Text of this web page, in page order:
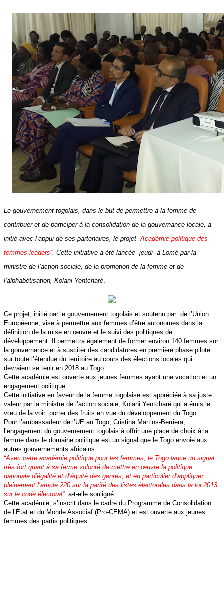
Le gouvernement togolais, dans le but de permettre à la femme de
contribuer et de participer à la consolidation de la gouvernance locale, a
initié avec l’appui de ses partenaires, le projet “Académie politique des
femmes leaders”. Cette initiative a été lancée jeudi à Lomé par la
ministre de l’action sociale, de la promotion de la femme et de
l’alphabétisation, Kolani Yentcharé
Ce projet, initié par le gouvernement togolais et soutenu par de l’Union
Européenne, vise à permettre aux femmes d’être autonomes dans la
définition de la mise en œuvre et le suivi des politiques de
développement. Il permettra également de former environ 140 femmes sur
la gouvernance et à susciter des candidatures en première phase pilote
sur toute l’étendue du territoire au cours des élections locales qui
devraient se tenir en 2018 au Togo.
Cette académie est ouverte aux jeunes femmes ayant une vocation et un
engagement politique.
Cette initiative en faveur de la femme togolaise est appréciée à sa juste
valeur par la ministre de l’action sociale, Kolani Yentcharé qui a émis le
vœu de la voir porter des fruits en vue du développement du Togo.
Pour l’ambassadeur de l’UE au Togo, Cristina Martins-Berriera,
l’engagement du gouvernement togolais à offrir une place de choix à la
femme dans le domaine politique est un signal que le Togo envoie aux
autres gouvernements africains.
“Avec cette académie politique pour les femmes, le Togo lance un signal
très fort quant à sa ferme volonté de mettre en œuvre la politique
nationale d’égalité et d’équité des genres, et en particulier d’appliquer
pleinement l’article 220 sur la parité des listes électorales dans la loi 2013
sur le code électoral“, a-t-elle souligné.
Cette académie, s’inscrit dans le cadre du Programme de Consolidation
de l’État et du Monde Associaf (Pro-CEMA) et est ouverte aux jeunes
femmes des partis politiques.